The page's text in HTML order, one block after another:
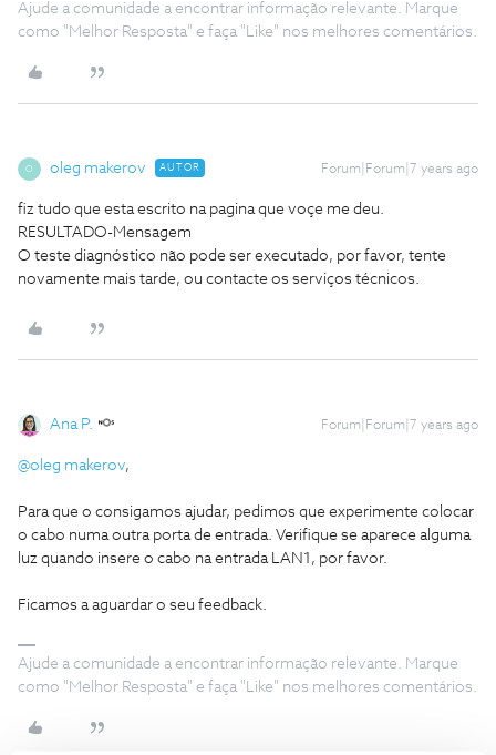
Ajude a comunidade a encontrar informação relevante. Marque
como "Melhor Resposta" e faça "Like" nos melhores comentários.
O oleg makerov AUTOR Forum|Forum|7 years ago
fiz tudo que esta escrito na pagina que voçe me deu.
RESULTADO-Mensagem
O teste diagnóstico não pode ser executado, por favor, tente
novamente mais tarde, ou contacte os serviços técnicos.
Ana P. Forum|Forum|7 years ago
@oleg makerov,
Para que o consigamos ajudar, pedimos que experimente colocar
o cabo numa outra porta de entrada. Verifique se aparece alguma
luz quando insere o cabo na entrada LAN1, por favor.
Ficamos a aguardar o seu feedback.
Ajude a comunidade a encontrar informação relevante. Marque
como "Melhor Resposta" e faça "Like" nos melhores comentários.